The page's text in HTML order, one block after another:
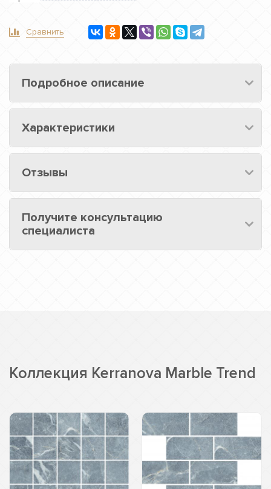
Сравнить
Подробное описание
Характеристики
Отзывы
Получите консультацию
специалиста
Коллекция Kerranova Marble Trend